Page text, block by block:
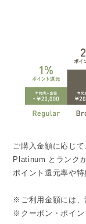
ご購入金額に応じ
Platinum とランク
ポイント還元率や特
※ご利用金額には、
※クーポン・ポイン